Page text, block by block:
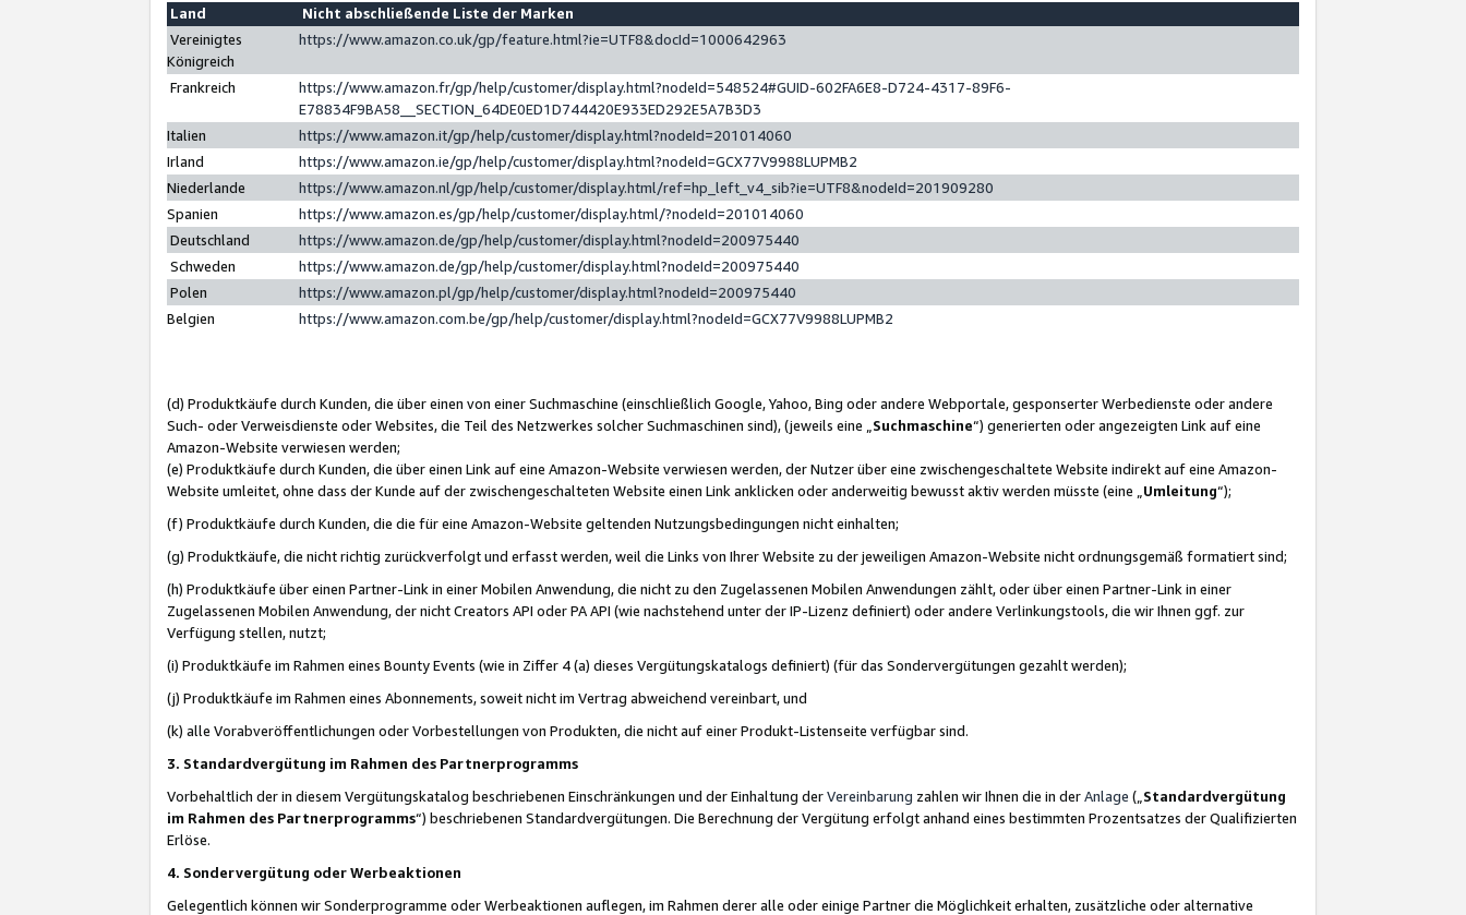
Land
Nicht abschließende Liste der Marken
Vereinigtes
Königreich
https://www.amazon.co.uk/gp/feature.html?ie=UTF8&docId=1000642963
Frankreich
https://www.amazon.fr/gp/help/customer/display.html?nodeId=548524#GUID-602FA6E8-D724-4317-89F6-
E78834F9BA58__SECTION_64DE0ED1D744420E933ED292E5A7B3D3
Italien
https://www.amazon.it/gp/help/customer/display.html?nodeId=201014060
Irland
https://www.amazon.ie/gp/help/customer/display.html?nodeId=GCX77V9988LUPMB2
Niederlande
https://www.amazon.nl/gp/help/customer/display.html/ref=hp_left_v4_sib?ie=UTF8&nodeId=201909280
Spanien
https://www.amazon.es/gp/help/customer/display.html/?nodeId=201014060
Deutschland
https://www.amazon.de/gp/help/customer/display.html?nodeId=200975440
Schweden
https://www.amazon.de/gp/help/customer/display.html?nodeId=200975440
Polen
https://www.amazon.pl/gp/help/customer/display.html?nodeId=200975440
Belgien
https://www.amazon.com.be/gp/help/customer/display.html?nodeId=GCX77V9988LUPMB2
(d) Produktkäufe durch Kunden, die über einen von einer Suchmaschine (einschließlich Google, Yahoo, Bing oder andere Webportale, gesponserter Werbedienste oder andere
Such- oder Verweisdienste oder Websites, die Teil des Netzwerkes solcher Suchmaschinen sind), (jeweils eine „ Suchmaschine“) generierten oder angezeigten Link auf eine
Amazon-Website verwiesen werden;
(e) Produktkäufe durch Kunden, die über einen Link auf eine Amazon-Website verwiesen werden, der Nutzer über eine zwischengeschaltete Website indirekt auf eine Amazon-
Website umleitet, ohne dass der Kunde auf der zwischengeschalteten Website einen Link anklicken oder anderweitig bewusst aktiv werden müsste (eine „ Umleitung“);
(f) Produktkäufe durch Kunden, die die für eine Amazon-Website geltenden Nutzungsbedingungen nicht einhalten;
(g) Produktkäufe, die nicht richtig zurückverfolgt und erfasst werden, weil die Links von Ihrer Website zu der jeweiligen Amazon-Website nicht ordnungsgemäß formatiert sind;
(h) Produktkäufe über einen Partner-Link in einer Mobilen Anwendung, die nicht zu den Zugelassenen Mobilen Anwendungen zählt, oder über einen Partner-Link in einer
Zugelassenen Mobilen Anwendung, der nicht Creators API oder PA API (wie nachstehend unter der IP-Lizenz definiert) oder andere Verlinkungstools, die wir Ihnen ggf. zur
Verfügung stellen, nutzt;
(i) Produktkäufe im Rahmen eines Bounty Events (wie in Ziffer 4 (a) dieses Vergütungskatalogs definiert) (für das Sondervergütungen gezahlt werden);
(j) Produktkäufe im Rahmen eines Abonnements, soweit nicht im Vertrag abweichend vereinbart, und
(k) alle Vorabveröffentlichungen oder Vorbestellungen von Produkten, die nicht auf einer Produkt-Listenseite verfügbar sind.
3. Standardvergütung im Rahmen des Partnerprogramms
Vorbehaltlich der in diesem Vergütungskatalog beschriebenen Einschränkungen und der Einhaltung derVereinbarung zahlen wir Ihnen die in derAnlage („ Standardvergütung
im Rahmen des Partnerprogramms“) beschriebenen Standardvergütungen. Die Berechnung der Vergütung erfolgt anhand eines bestimmten Prozentsatzes der Qualifizierten
Erlöse.
4. Sondervergütung oder Werbeaktionen
Gelegentlich können wir Sonderprogramme oder Werbeaktionen auflegen, im Rahmen derer alle oder einige Partner die Möglichkeit erhalten, zusätzliche oder alternative